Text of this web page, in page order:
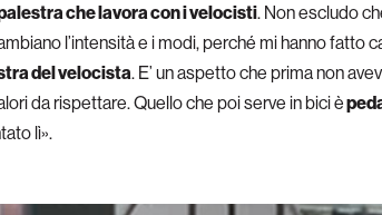
che lavora con i velocisti. Non escludo
l’intensità e i modi, perché mi hanno fatto
del velocista. E’ un aspetto che prima non
da rispettare. Quello che poi serve in bici è
lì».